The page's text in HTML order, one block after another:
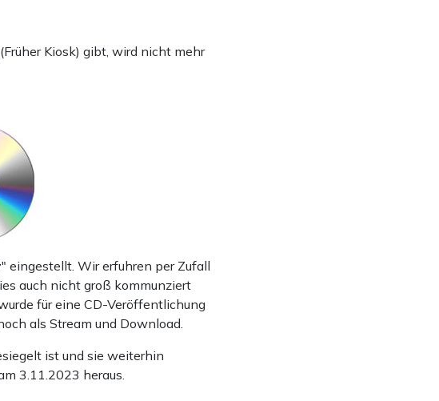
Kiosk) gibt, wird nicht mehr
eingestellt. Wir erfuhren per Zufall
auch nicht groß kommunziert
für eine CD-Veröffentlichung
als Stream und Download.
ist und sie weiterhin
3.11.2023 heraus.